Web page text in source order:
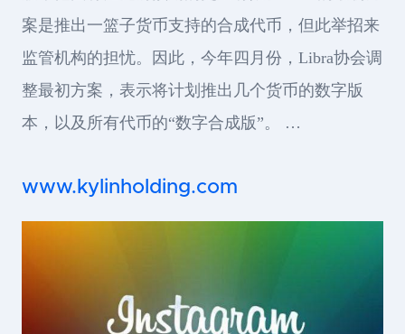
案是推出一篮子货币支持的合成代币，但此举招来
监管机构的担忧。因此，今年四月份，Libra协会调
整最初方案，表示将计划推出几个货币的数字版
本，以及所有代币的“数字合成版”。 …
www.kylinholding.com